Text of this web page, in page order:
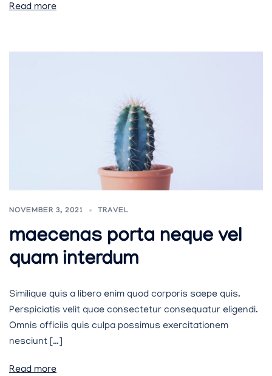
Read more
NOVEMBER 3, 2021 TRAVEL
maecenas porta neque vel
quam interdum
Similique quis a libero enim quod corporis saepe quis.
Perspiciatis velit quae consectetur consequatur eligendi.
Omnis officiis quis culpa possimus exercitationem
nesciunt […]
Read more